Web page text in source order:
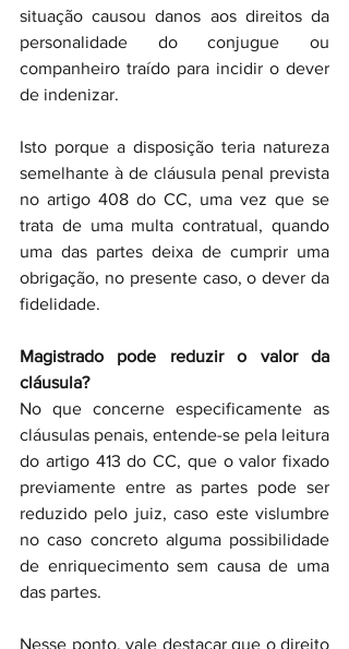
situação causou danos aos direitos da
personalidade do conjugue ou
companheiro traído para incidir o dever
de indenizar.
Isto porque a disposição teria natureza
semelhante à de cláusula penal prevista
no artigo 408 do CC, uma vez que se
trata de uma multa contratual, quando
uma das partes deixa de cumprir uma
obrigação, no presente caso, o dever da
fidelidade.
Magistrado pode reduzir o valor da
cláusula?
No que concerne especificamente as
cláusulas penais, entende-se pela leitura
do artigo 413 do CC, que o valor fixado
previamente entre as partes pode ser
reduzido pelo juiz, caso este vislumbre
no caso concreto alguma possibilidade
de enriquecimento sem causa de uma
das partes.
Nesse ponto, vale destacar que o direito